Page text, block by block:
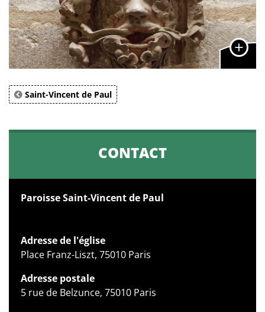
Saint-Vincent de Paul
CONTACT
Paroisse Saint-Vincent de Paul
Adresse de l'église
Place Franz-Liszt, 75010 Paris
Adresse postale
5 rue de Belzunce, 75010 Paris